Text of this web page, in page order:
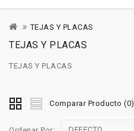
TEJAS Y PLACAS
TEJAS Y PLACAS
TEJAS Y PLACAS
Comparar Producto (0)